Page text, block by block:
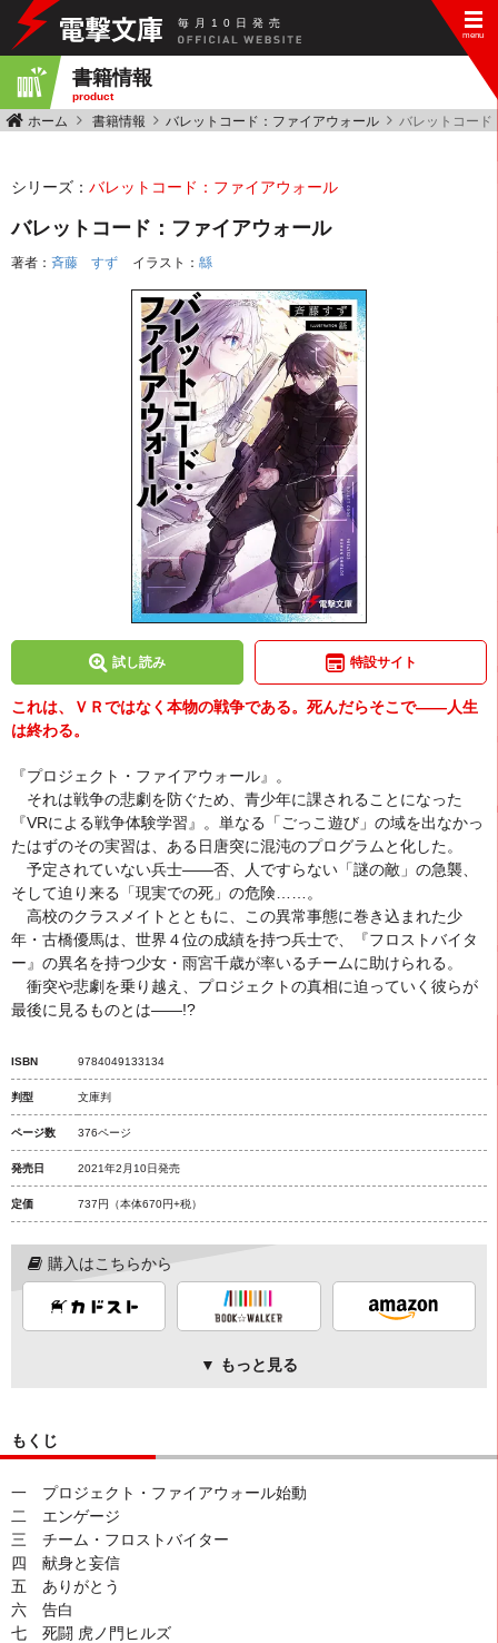
毎 月 10 日 発 売
書籍情報
product
ホーム 書籍情報 バレットコード：ファイアウォール バレットコード
シリーズ： バレットコード：ファイアウォール
バレットコード：ファイアウォール
著者： 斉藤 すず イラスト： 緜
試し読み 特設サイト
これは、ＶＲではなく本物の戦争である。死んだらそこで――人生
は終わる。
『プロジェクト・ファイアウォール』。
それは戦争の悲劇を防ぐため、青少年に課されることになった
『VRによる戦争体験学習』。単なる「ごっこ遊び」の域を出なかっ
たはずのその実習は、ある日唐突に混沌のプログラムと化した。
予定されていない兵士――否、人ですらない「謎の敵」の急襲、
そして迫り来る「現実での死」の危険……。
高校のクラスメイトとともに、この異常事態に巻き込まれた少
年・古橋優馬は、世界４位の成績を持つ兵士で、『フロストバイタ
ー』の異名を持つ少女・雨宮千歳が率いるチームに助けられる。
衝突や悲劇を乗り越え、プロジェクトの真相に迫っていく彼らが
最後に見るものとは――!?
ISBN 9784049133134
判型 文庫判
ページ数 376ページ
発売日 2021年2月10日発売
定価 737円 （本体670円+税）
購入はこちらから
▼ もっと見る
もくじ
一 プロジェクト・ファイアウォール始動
二 エンゲージ
三 チーム・フロストバイター
四 献身と妄信
五 ありがとう
六 告白
七 死闘 虎ノ門ヒルズ